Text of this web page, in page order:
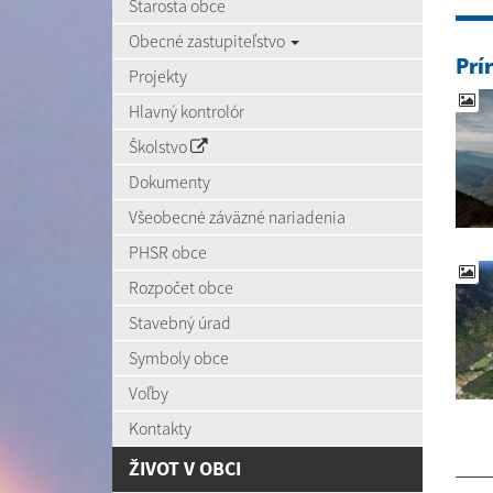
Starosta obce
Obecné zastupiteľstvo
Projekty
Hlavný kontrolór
Školstvo
Dokumenty
Všeobecné záväzné nariadenia
PHSR obce
Rozpočet obce
Stavebný úrad
Symboly obce
Voľby
Kontakty
ŽIVOT V OBCI